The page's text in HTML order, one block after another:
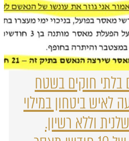
שוהים בלתי חוקים בשטח
לאיש ביטחון במילוי
וללא רשיון.